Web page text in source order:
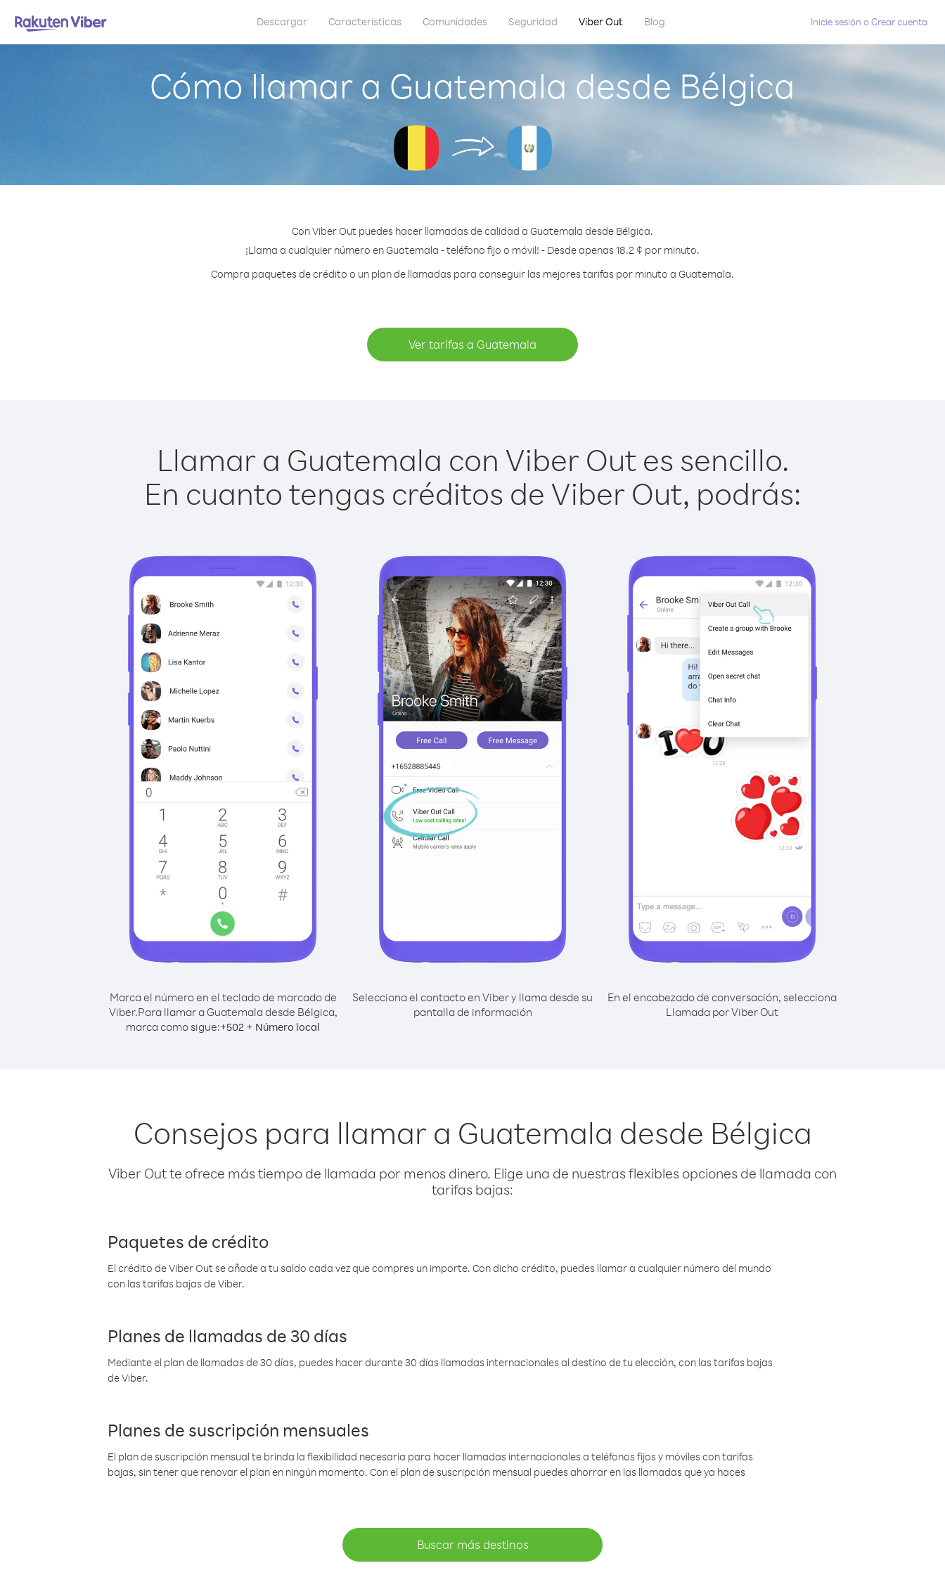
Descargar Características Comunidades Seguridad Viber Out Blog Inicie sesión oCrear cuenta
Cómo llamar a Guatemala desde Bélgica
Con Viber Out puedes hacer llamadas de calidad a Guatemala desde Bélgica.
¡Llama a cualquier número en Guatemala - teléfono fijo o móvil! - Desde apenas 18.2 ¢ por minuto.
Compra paquetes de crédito o un plan de llamadas para conseguir las mejores tarifas por minuto a Guatemala.
Ver tarifas a Guatemala
Llamar a Guatemala con Viber Out es sencillo.
En cuanto tengas créditos de Viber Out, podrás:
Marca el número en el teclado de marcado de
Viber.Para llamar a Guatemala desde Bélgica,
marca como sigue:+502 + Número local
Selecciona el contacto en Viber y llama desde su
pantalla de información
En el encabezado de conversación, selecciona
Llamada por Viber Out
Consejos para llamar a Guatemala desde Bélgica
Viber Out te ofrece más tiempo de llamada por menos dinero. Elige una de nuestras flexibles opciones de llamada con
tarifas bajas:
Paquetes de crédito
El crédito de Viber Out se añade a tu saldo cada vez que compres un importe. Con dicho crédito, puedes llamar a cualquier número del mundo
con las tarifas bajas de Viber.
Planes de llamadas de 30 días
Mediante el plan de llamadas de 30 días, puedes hacer durante 30 días llamadas internacionales al destino de tu elección, con las tarifas bajas
de Viber.
Planes de suscripción mensuales
El plan de suscripción mensual te brinda la flexibilidad necesaria para hacer llamadas internacionales a teléfonos fijos y móviles con tarifas
bajas, sin tener que renovar el plan en ningún momento. Con el plan de suscripción mensual puedes ahorrar en las llamadas que ya haces
Buscar más destinos